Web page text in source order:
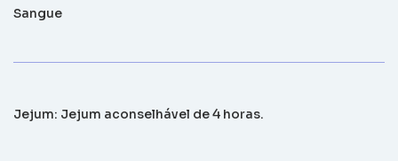
Sangue
Jejum: Jejum aconselhável de 4 horas.